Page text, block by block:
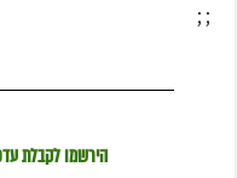
; ;
הירשמו לקבלת